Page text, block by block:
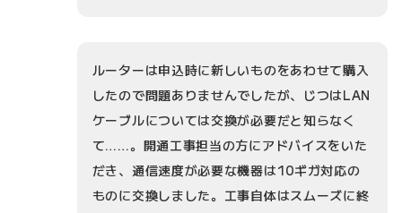
ルーターは申込時に新しいものをあわせて購入
したので問題ありませんでしたが、じつはLAN
ケーブルについては交換が必要だと知らなく
て……。開通工事担当の方にアドバイスをいた
だき、通信速度が必要な機器は10ギガ対応の
ものに交換しました。工事自体はスムーズに終